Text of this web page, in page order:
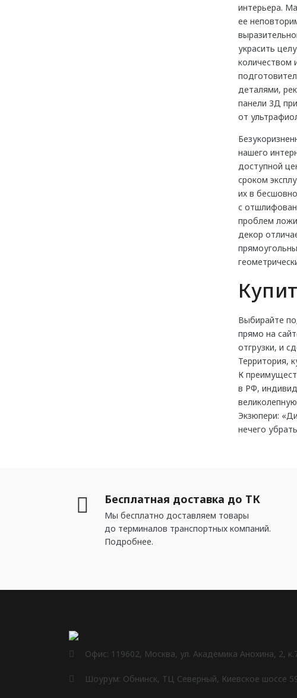
интерьера.
ее
украсить
количеством
деталями,
панели 3Д
от
нашего
доступной
сроком
их в
с
проблем
декор
Выбирайте
прямо на
отгрузки, и
Территория,
К
в РФ,
Экзюпери:
нечего
Бесплатная доставка до ТК
Мы бесплатно доставляем товары
до терминалов транспортных компаний.
Подробнее.
Офис: 119602, Москва, ул. Академика Анохина, 2,
Шоурум: Обнинск, ТЦ Северный, Киевское шоссе